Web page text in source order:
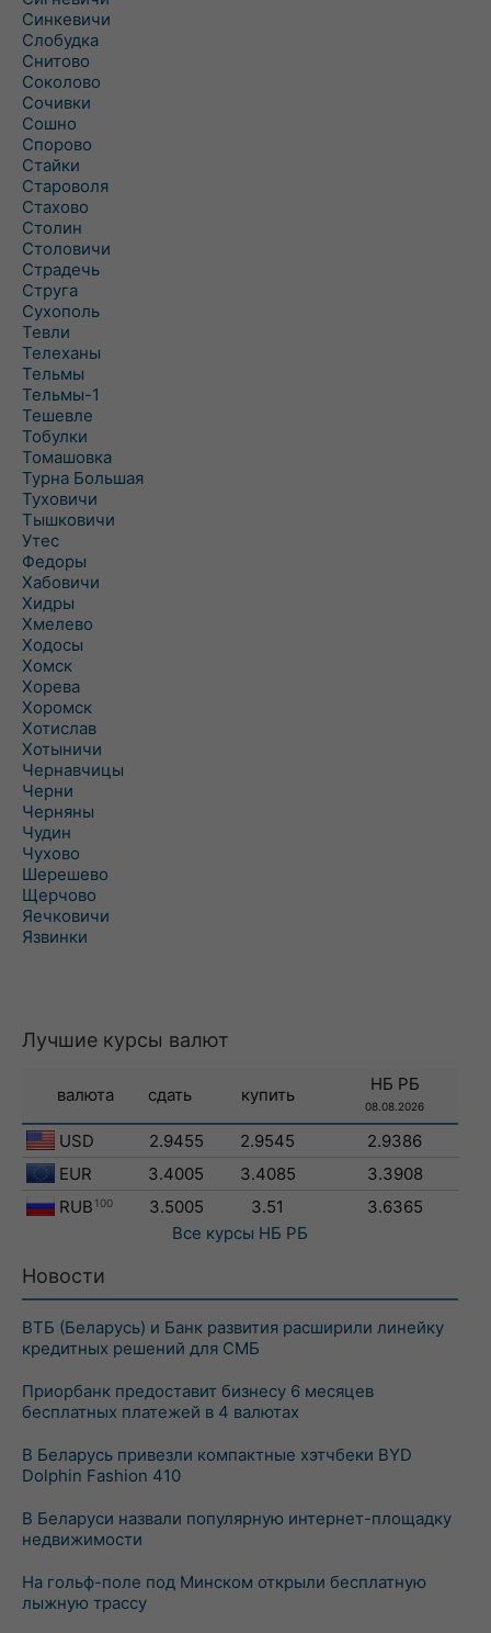
Синкевичи
Слобудка
Снитово
Соколово
Сочивки
Сошно
Спорово
Стайки
Староволя
Стахово
Столин
Столовичи
Страдечь
Струга
Сухополь
Тевли
Телеханы
Тельмы
Тельмы-1
Тешевле
Тобулки
Томашовка
Турна Большая
Туховичи
Тышковичи
Утес
Федоры
Хабовичи
Хидры
Хмелево
Ходосы
Хомск
Хорева
Хоромск
Хотислав
Хотыничи
Чернавчицы
Черни
Черняны
Чудин
Чухово
Шерешево
Щерчово
Яечковичи
Язвинки
Лучшие курсы валют
валюта сдать купить
НБ РБ
08.08.2026
USD 2.9455 2.9545
2.9386
EUR
3.4005 3.4085
3.3908
RUB 100 3.5005 3.51
3.6365
Все курсы НБ РБ
Новости
ВТБ (Беларусь) и Банк развития расширили линейку
кредитных решений для СМБ
Приорбанк предоставит бизнесу 6 месяцев
бесплатных платежей в 4 валютах
В Беларусь привезли компактные хэтчбеки BYD
Dolphin Fashion 410
В Беларуси назвали популярную интернет-площадку
недвижимости
На гольф-поле под Минском открыли бесплатную
лыжную трассу